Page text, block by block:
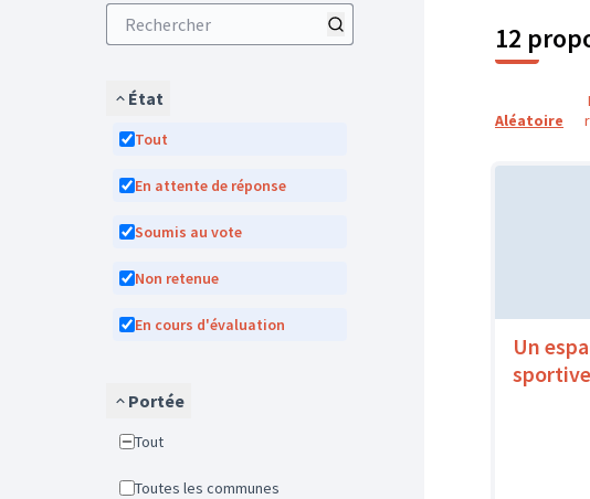
État
Tout
En attente de réponse
Soumis au vote
Non retenue
En cours d'évaluation
Portée
Tout
Toutes les communes
12
Aléatoire
Un